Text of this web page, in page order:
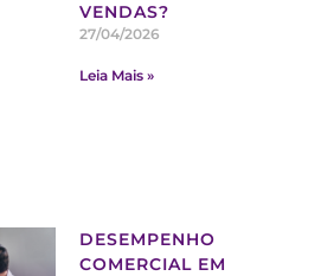
VENDAS?
27/04/2026
Leia Mais »
DESEMPENHO
COMERCIAL EM